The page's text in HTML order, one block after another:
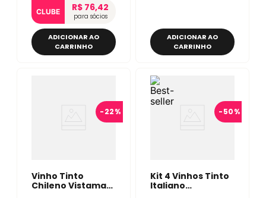
CLUBE R$ 76,42
para sócios
ADICIONAR AO
CARRINHO
ADICIONAR AO
CARRINHO
-22%
Vinho Tinto
Chileno Vistamar
-50%
Kit 4 Vinhos Tinto
Italiano